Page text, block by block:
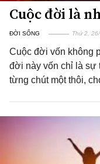
Cuộc đời là
ĐỜI SỐNG Thứ 2,
Cuộc đời vốn không
đời này vốn chỉ là sự
từng chút một thôi,